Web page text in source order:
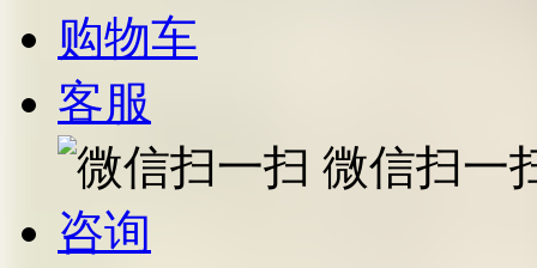
购物车
客服
微信扫一
咨询